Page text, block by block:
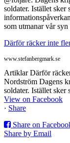
soldater. Istället sker
som utmanar vår
Därför räcker inte
www.stefanbergmark.se
Artiklar Därför
Nordström Dagens
soldater. Istället
View on Facebook
· Share
Share on
Share by Email